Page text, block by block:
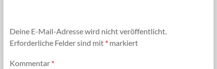
Deine E-Mail-Adresse wird nicht veröffentlicht.
Erforderliche Felder sind mit *markiert
Kommentar *